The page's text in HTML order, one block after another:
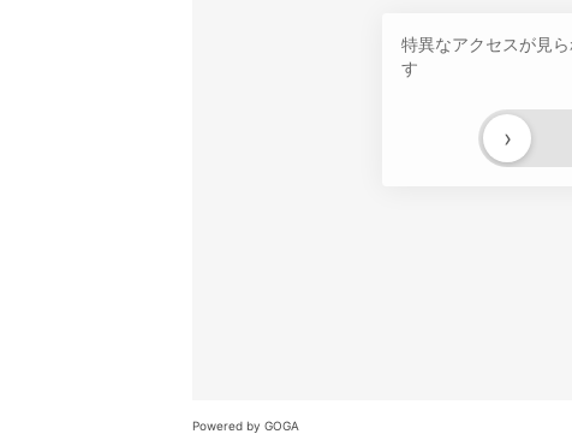
特異なアクセスが見
す
›
Powered by GOGA